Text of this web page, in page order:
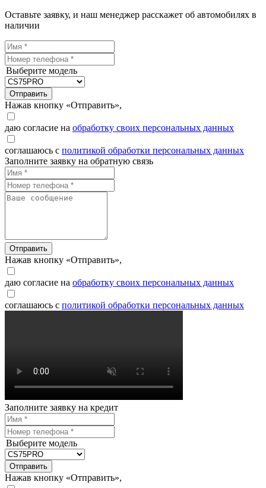
Оставьте заявку, и наш менеджер расскажет об автомобилях в
наличии
Выберите модель
Отправить
Нажав кнопку «Отправить»,
даю согласие на обработку своих персональных данных
соглашаюсь с политикой обработки персональных данных
Заполните заявку на обратную связь
Отправить
Нажав кнопку «Отправить»,
даю согласие на обработку своих персональных данных
соглашаюсь с политикой обработки персональных данных
Заполните заявку на кредит
Выберите модель
Отправить
Нажав кнопку «Отправить»,